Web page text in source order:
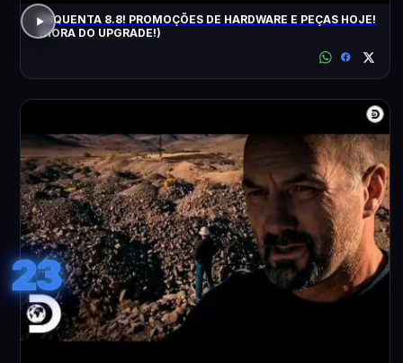
ESQUENTA 8.8! PROMOÇÕES DE HARDWARE E PEÇAS HOJE!
(HORA DO UPGRADE!)
23